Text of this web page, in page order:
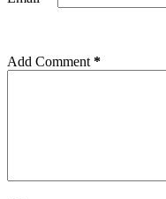
Add Comment *